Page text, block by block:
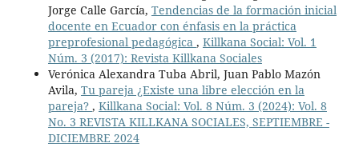
Jorge Calle García, Tendencias de la formación inicial
docente en Ecuador con énfasis en la práctica
preprofesional pedagógica , Killkana Social: Vol. 1
Núm. 3 (2017): Revista Killkana Sociales
Verónica Alexandra Tuba Abril, Juan Pablo Mazón
Avila, Tu pareja ¿Existe una libre elección en la
pareja? , Killkana Social: Vol. 8 Núm. 3 (2024): Vol. 8
No. 3 REVISTA KILLKANA SOCIALES, SEPTIEMBRE -
DICIEMBRE 2024